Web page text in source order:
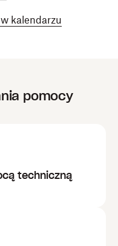
kalendarzu
pomocy
techniczną